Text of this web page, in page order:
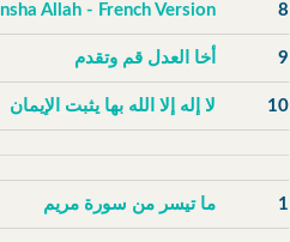
8
Insha Allah - French Version
9 أخا العدل قم وتقدم
10 لا إله إلا الله بها يثبت الإيمان
1 ما تيسر من سورة مريم